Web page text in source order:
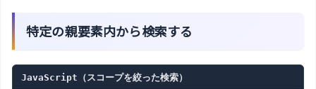
特定の親要素内から検索する
JavaScript（スコープを絞った検索）